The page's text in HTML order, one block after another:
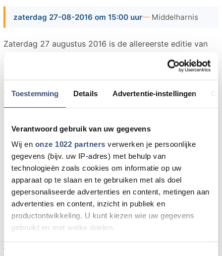
Toestemming Details Advertentie-instellingen
Verantwoord gebruik van uw gegevens
Wij en onze 1022 partners verwerken je persoonlijke
gegevens (bijv. uw IP-adres) met behulp van
technologieën zoals cookies om informatie op uw
apparaat op te slaan en te gebruiken met als doel
gepersonaliseerde advertenties en content, metingen aan
advertenties en content, inzicht in publiek en
productontwikkeling. U kunt kiezen wie uw gegevens
gebruikt en met welke doelen.
zaterdag 27-08-2016 om 15:00 uur Middelharnis
Zaterdag 27 augustus 2016 is de allereerste editie van
de GO Color. Deelnemers leggen een loop van 5
kilometer af, de route start in het centrum van
Middelharnis. Op vaste punten worden de lopers
gekleurd met kleurpoeder. Het gaat bij de GO Color niet
ingrediënten voor een mooi feestje zijn aanwezig.
Na afloop van de GO Color zijn er diverse
activiteiten voor jong en oud rondom de start/finish
georganiseerd. Een hapje eten en een lekker
drankje, een kidscorner voor de kinderen en een
podium met muziek. De opbrengst van dit
evenement is bestemd voor de A21 Campaign, een
organisatie die strijdt tegen mensenhandel.
We GO Together. Deze stichting heeft onder andere